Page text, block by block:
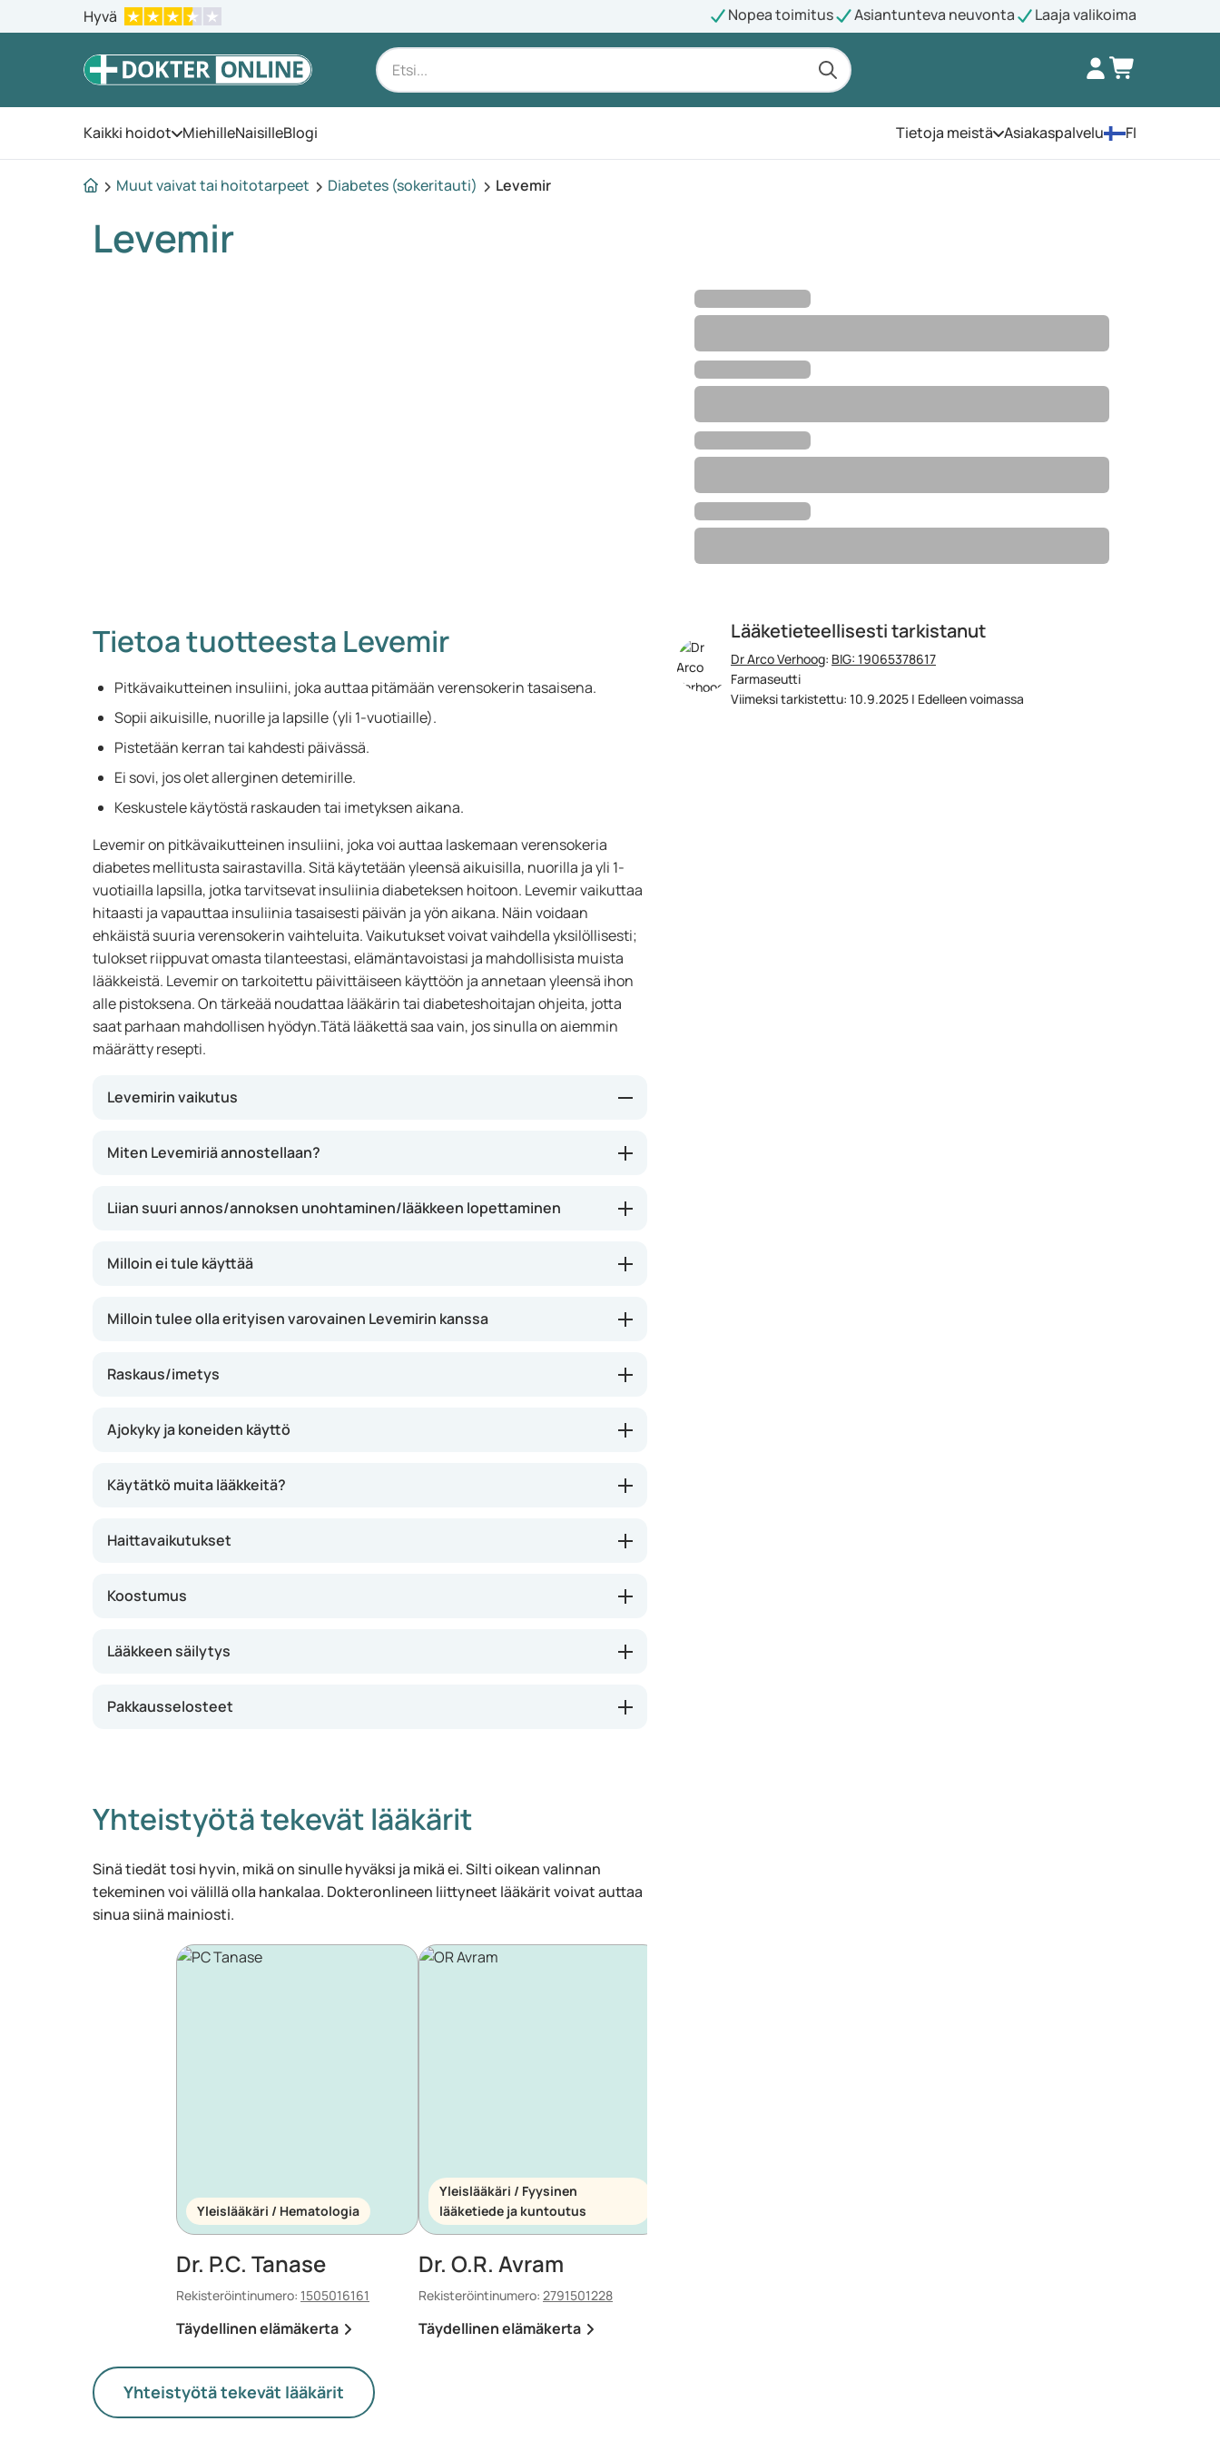
Hyvä Nopea toimitus Asiantunteva neuvonta Laaja valikoima
Kaikki hoidot Avaa valikko
MiehilleNaisilleBlogi Tietoja meistä Avaa valikko
Asiakaspalvelu FI
Muut vaivat tai hoitotarpeet Diabetes (sokeritauti) Levemir
Levemir
Lääketieteellisesti tarkistanut
Dr Arco Verhoog: BIG: 19065378617
Farmaseutti
Viimeksi tarkistettu: 10.9.2025 | Edelleen voimassa
Tietoa tuotteesta Levemir
Pitkävaikutteinen insuliini, joka auttaa pitämään verensokerin tasaisena.
Sopii aikuisille, nuorille ja lapsille (yli 1-vuotiaille).
Pistetään kerran tai kahdesti päivässä.
Ei sovi, jos olet allerginen detemirille.
Keskustele käytöstä raskauden tai imetyksen aikana.
Levemir on pitkävaikutteinen insuliini, joka voi auttaa laskemaan verensokeria
diabetes mellitusta sairastavilla. Sitä käytetään yleensä aikuisilla, nuorilla ja yli 1-
vuotiailla lapsilla, jotka tarvitsevat insuliinia diabeteksen hoitoon. Levemir vaikuttaa
hitaasti ja vapauttaa insuliinia tasaisesti päivän ja yön aikana. Näin voidaan
ehkäistä suuria verensokerin vaihteluita. Vaikutukset voivat vaihdella yksilöllisesti;
tulokset riippuvat omasta tilanteestasi, elämäntavoistasi ja mahdollisista muista
lääkkeistä. Levemir on tarkoitettu päivittäiseen käyttöön ja annetaan yleensä ihon
alle pistoksena. On tärkeää noudattaa lääkärin tai diabeteshoitajan ohjeita, jotta
saat parhaan mahdollisen hyödyn.Tätä lääkettä saa vain, jos sinulla on aiemmin
määrätty resepti.
Levemirin vaikutus
Levemir sisältää insuliini detemiriä, joka on pitkävaikutteinen insuliini ja auttaa
kehoa ottamaan glukoosia (sokeria) verestä. Tämä voi auttaa pitämään
etuna on tasainen vaikutus, jolloin äkillisten verensokerin laskujen (hypojen)
insuliinien tai diabeteslääkkeiden kanssa.
Miten Levemiriä annostellaan?
Liian suuri annos/annoksen unohtaminen/lääkkeen lopettaminen
Milloin ei tule käyttää
Milloin tulee olla erityisen varovainen Levemirin kanssa
Raskaus/imetys
Ajokyky ja koneiden käyttö
Käytätkö muita lääkkeitä?
Haittavaikutukset
Koostumus
Lääkkeen säilytys
Pakkausselosteet
Yhteistyötä tekevät lääkärit
Sinä tiedät tosi hyvin, mikä on sinulle hyväksi ja mikä ei. Silti oikean valinnan
tekeminen voi välillä olla hankalaa. Dokteronlineen liittyneet lääkärit voivat auttaa
sinua siinä mainiosti.
Yleislääkäri / Hematologia
Dr. P.C. Tanase
Rekisteröintinumero: 1505016161
Täydellinen elämäkerta
Yleislääkäri / Fyysinen
lääketiede ja kuntoutus
Dr. O.R. Avram
Rekisteröintinumero: 2791501228
Täydellinen elämäkerta
Yhteistyötä tekevät lääkärit